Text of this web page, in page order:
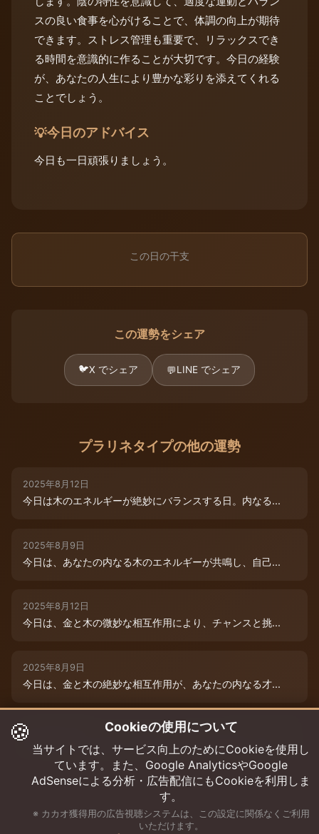
スの良い食事を心がけることで、体調の向上が期待
できます。ストレス管理も重要で、リラックスでき
る時間を意識的に作ることが大切です。今日の経験
が、あなたの人生により豊かな彩りを添えてくれる
ことでしょう。
💡今日のアドバイス
今日も一日頑張りましょう。
この日の干支
この運勢をシェア
🐦X でシェア 💬LINE でシェア
プラリネタイプの他の運勢
2025年8月12日
今日は木のエネルギーが絶妙にバランスする日。内なる...
2025年8月9日
今日は、あなたの内なる木のエネルギーが共鳴し、自己...
2025年8月12日
今日は、金と木の微妙な相互作用により、チャンスと挑...
2025年8月9日
今日は、金と木の絶妙な相互作用が、あなたの内なる才...
2025年8月12日
木と木が出会う今日は、成長エネルギーが絶好調！まる...
🍪 Cookieの使用について
当サイトでは、サービス向上のためにCookieを使用し
ています。また、Google AnalyticsやGoogle
AdSenseによる分析・広告配信にもCookieを利用しま
す。
※ カカオ獲得用の広告視聴システムは、この設定に関係なくご利用
いただけます。